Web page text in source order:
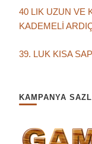
40 LIK UZUN VE
KADEMELİ
39. LUK KISA
KAMPANYA